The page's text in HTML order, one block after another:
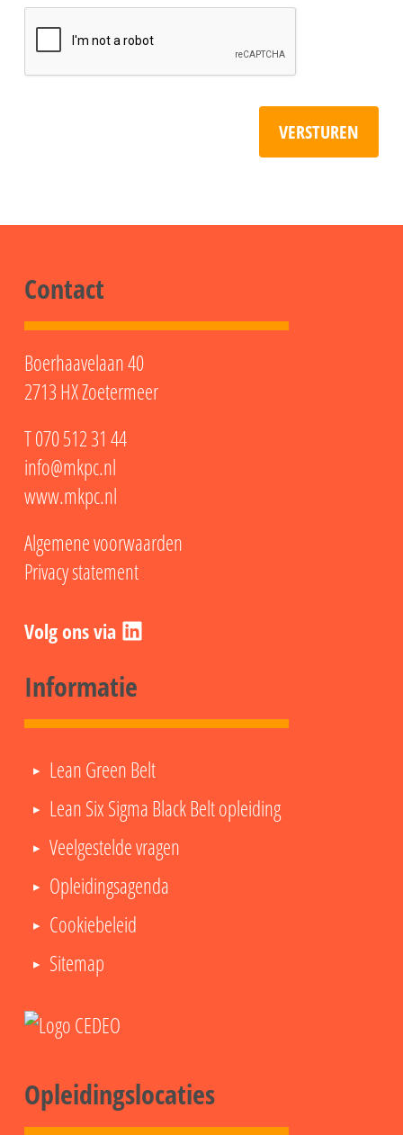
VERSTUREN
Contact
Boerhaavelaan 40
2713 HX Zoetermeer
T070 512 31 44
info@mkpc.nl
www.mkpc.nl
Algemene voorwaarden
Privacy statement
Informatie
Lean Green Belt
Lean Six Sigma Black Belt opleiding
Veelgestelde vragen
Opleidingsagenda
Cookiebeleid
Sitemap
Opleidingslocaties